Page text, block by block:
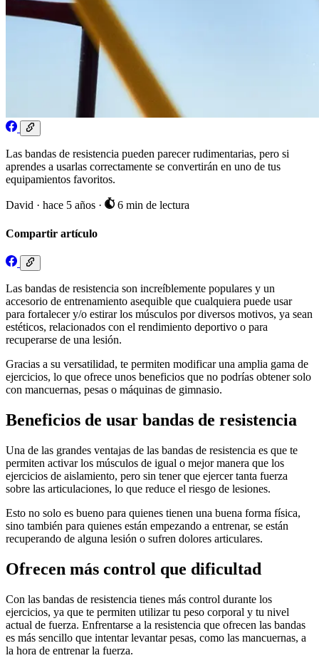
Las bandas de resistencia pueden parecer rudimentarias, pero si
aprendes a usarlas correctamente se convertirán en uno de tus
equipamientos favoritos.
David · hace 5 años · 6 min de lectura
Compartir artículo
Las bandas de resistencia son increíblemente populares y un
accesorio de entrenamiento asequible que cualquiera puede usar
para fortalecer y/o estirar los músculos por diversos motivos, ya sean
estéticos, relacionados con el rendimiento deportivo o para
recuperarse de una lesión.
Gracias a su versatilidad, te permiten modificar una amplia gama de
ejercicios, lo que ofrece unos beneficios que no podrías obtener solo
con mancuernas, pesas o máquinas de gimnasio.
Beneficios de usar bandas de resistencia
Una de las grandes ventajas de las bandas de resistencia es que te
permiten activar los músculos de igual o mejor manera que los
ejercicios de aislamiento, pero sin tener que ejercer tanta fuerza
sobre las articulaciones, lo que reduce el riesgo de lesiones.
Esto no solo es bueno para quienes tienen una buena forma física,
sino también para quienes están empezando a entrenar, se están
recuperando de alguna lesión o sufren dolores articulares.
Ofrecen más control que dificultad
Con las bandas de resistencia tienes más control durante los
ejercicios, ya que te permiten utilizar tu peso corporal y tu nivel
actual de fuerza. Enfrentarse a la resistencia que ofrecen las bandas
es más sencillo que intentar levantar pesas, como las mancuernas, a
la hora de entrenar la fuerza.